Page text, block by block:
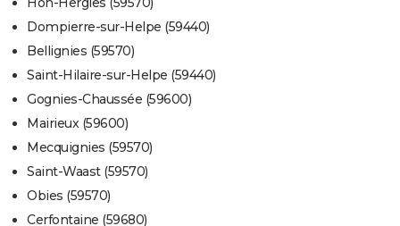
Dompierre-sur-Helpe (59440)
Bellignies (59570)
Saint-Hilaire-sur-Helpe (59440)
Gognies-Chaussée (59600)
Mairieux (59600)
Mecquignies (59570)
Saint-Waast (59570)
Obies (59570)
Cerfontaine (59680)